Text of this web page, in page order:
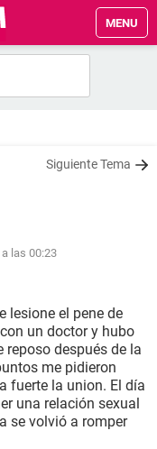
MENU
Siguiente Tema
las 00:23
lesione el pene de
un doctor y hubo
después de la
me pidieron
fuerte la union. El día
una relación sexual
se volvió a romper